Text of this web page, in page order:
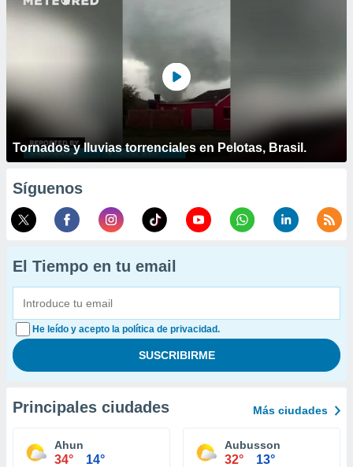
Tornados y lluvias torrenciales en Pelotas, Brasil.
Síguenos
El Tiempo en tu email
He leído y acepto la política de privacidad.
Principales ciudades Más ciudades
Ahun
34° 14°
Aubusson
32° 13°